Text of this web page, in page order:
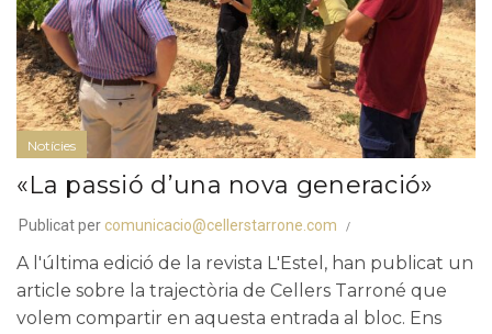
Notícies
«La passió d’una nova generació»
Publicat per comunicacio@cellerstarrone.com
A l'última edició de la revista L'Estel, han publicat un
article sobre la trajectòria de Cellers Tarroné que
volem compartir en aquesta entrada al bloc. Ens